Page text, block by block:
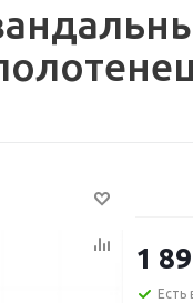
1
Есть